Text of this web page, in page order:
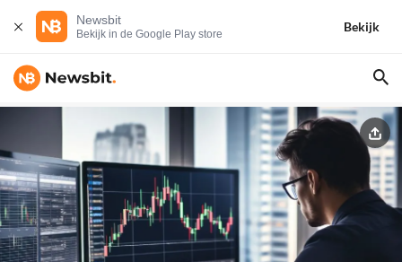
Newsbit
Bekijk in de Google Play store
Bekijk